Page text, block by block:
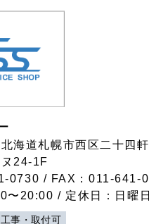
海道札幌市西区二十四
24-1F
0730 / FAX：011-641-
〜20:00 / 定休日：日曜日
工事・取付可